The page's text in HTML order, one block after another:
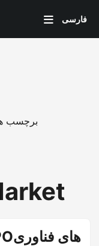
فارسی
برچسب